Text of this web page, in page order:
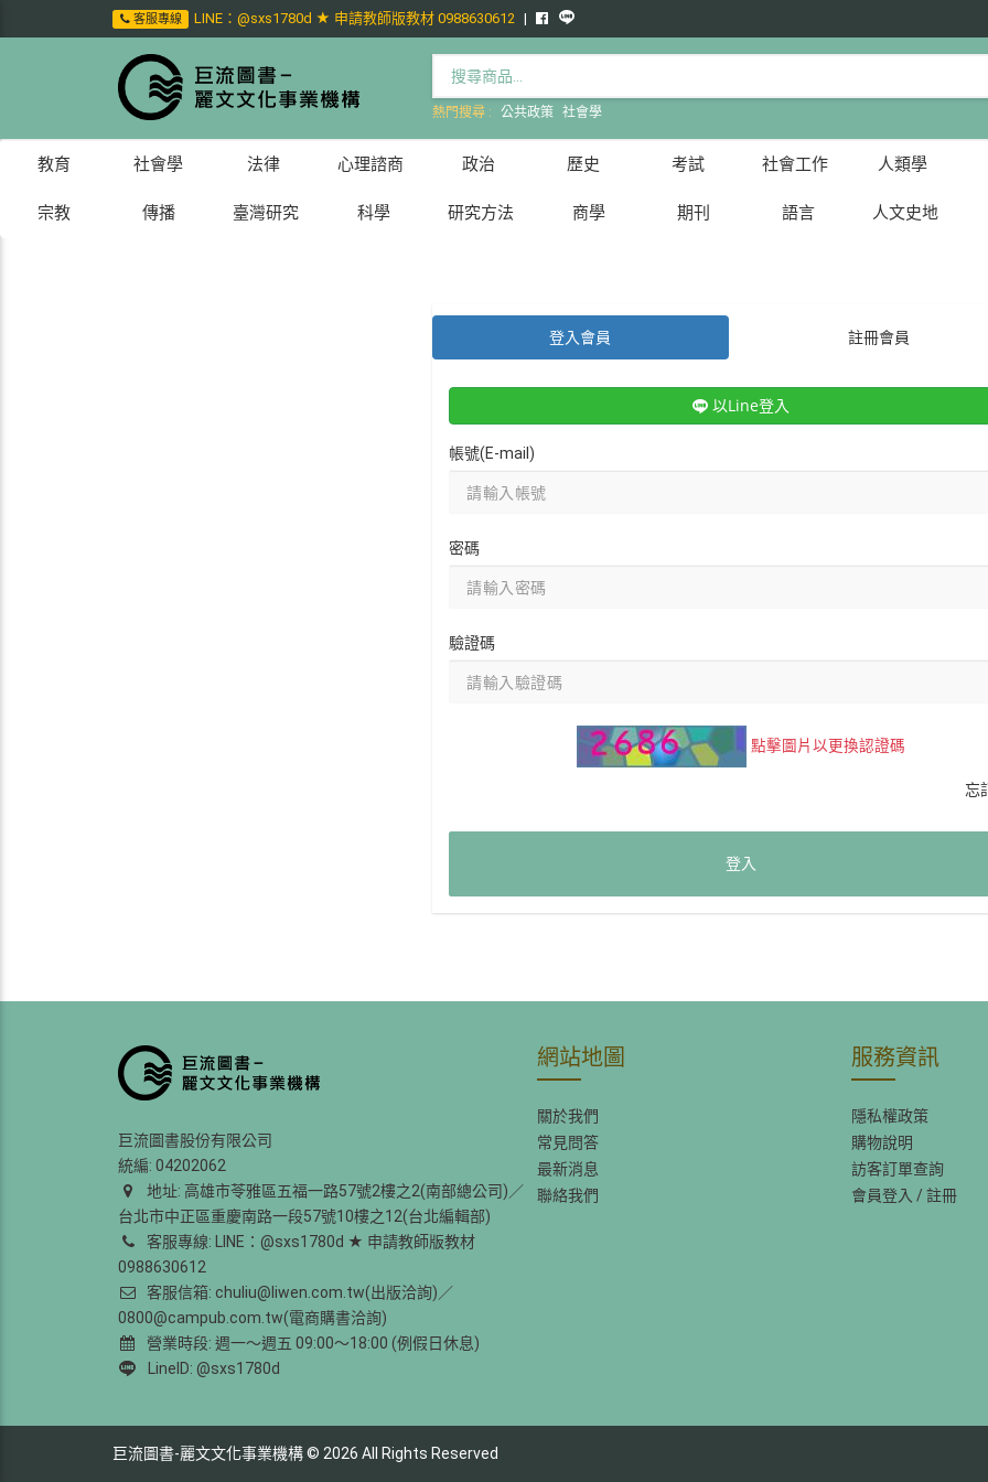
客服專線 LINE：@sxs1780d ★ 申請教師版教材 0988630612
熱門搜尋 : 公共政策 社會學
教育 社會學 法律 心理諮商 政治 歷史 考試 社會工作 人類學
宗教 傳播 臺灣研究 科學 研究方法 商學 期刊 語言 人文史地
登入會員 註冊會員
以Line登入
帳號(E-mail)
密碼
驗證碼
點擊圖片以更換認證碼
忘
登入
巨流圖書股份有限公司
統編: 04202062
地址: 高雄市苓雅區五福一路57號2樓之2(南部總公司)／
台北市中正區重慶南路一段57號10樓之12(台北編輯部)
客服專線: LINE：@sxs1780d ★ 申請教師版教材
0988630612
客服信箱: chuliu@liwen.com.tw(出版洽詢)／
0800@campub.com.tw(電商購書洽詢)
營業時段: 週一～週五 09:00～18:00 (例假日休息)
LineID: @sxs1780d
網站地圖
關於我們
常見問答
最新消息
聯絡我們
服務資訊
隱私權政策
購物說明
訪客訂單查詢
會員登入 / 註冊
巨流圖書-麗文文化事業機構© 2026 All Rights Reserved